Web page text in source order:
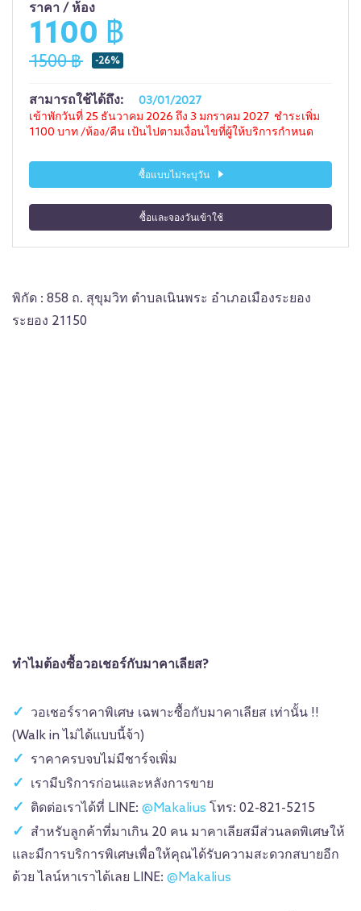
ราคา / ห้อง
1100 ฿
1500 ฿ -26%
สามารถใช้ได้ถึง:
03/01/2027
เข้าพักวันที่ 25 ธันวาคม 2026 ถึง 3 มกราคม 2027 ชำระเพิ่ม
1100 บาท /ห้อง/คืน เป้นไปตามเงื่อนไขที่ผู้ให้บริการกำหนด
ซื้อแบบไม่ระบุวัน
ซื้อและจองวันเข้าใช้
พิกัด : 858 ถ. สุขุมวิท ตำบลเนินพระ อำเภอเมืองระยอง
ระยอง 21150
ทำไมต้องซื้อวอเชอร์กับมาคาเลียส?
วอเชอร์ราคาพิเศษ เฉพาะซื้อกับมาคาเลียส เท่านั้น !!
(Walk in ไม่ได้แบบนี้จ้า)
ราคาครบจบไม่มีชาร์จเพิ่ม
เรามีบริการก่อนและหลังการขาย
ติดต่อเราได้ที่ LINE: @Makalius โทร: 02-821-5215
สำหรับลูกค้าที่มาเกิน 20 คน มาคาเลียสมีส่วนลดพิเศษให้
และมีการบริการพิเศษเพื่อให้คุณได้รับความสะดวกสบายอีก
ด้วย ไลน์หาเราได้เลย LINE: @Makalius